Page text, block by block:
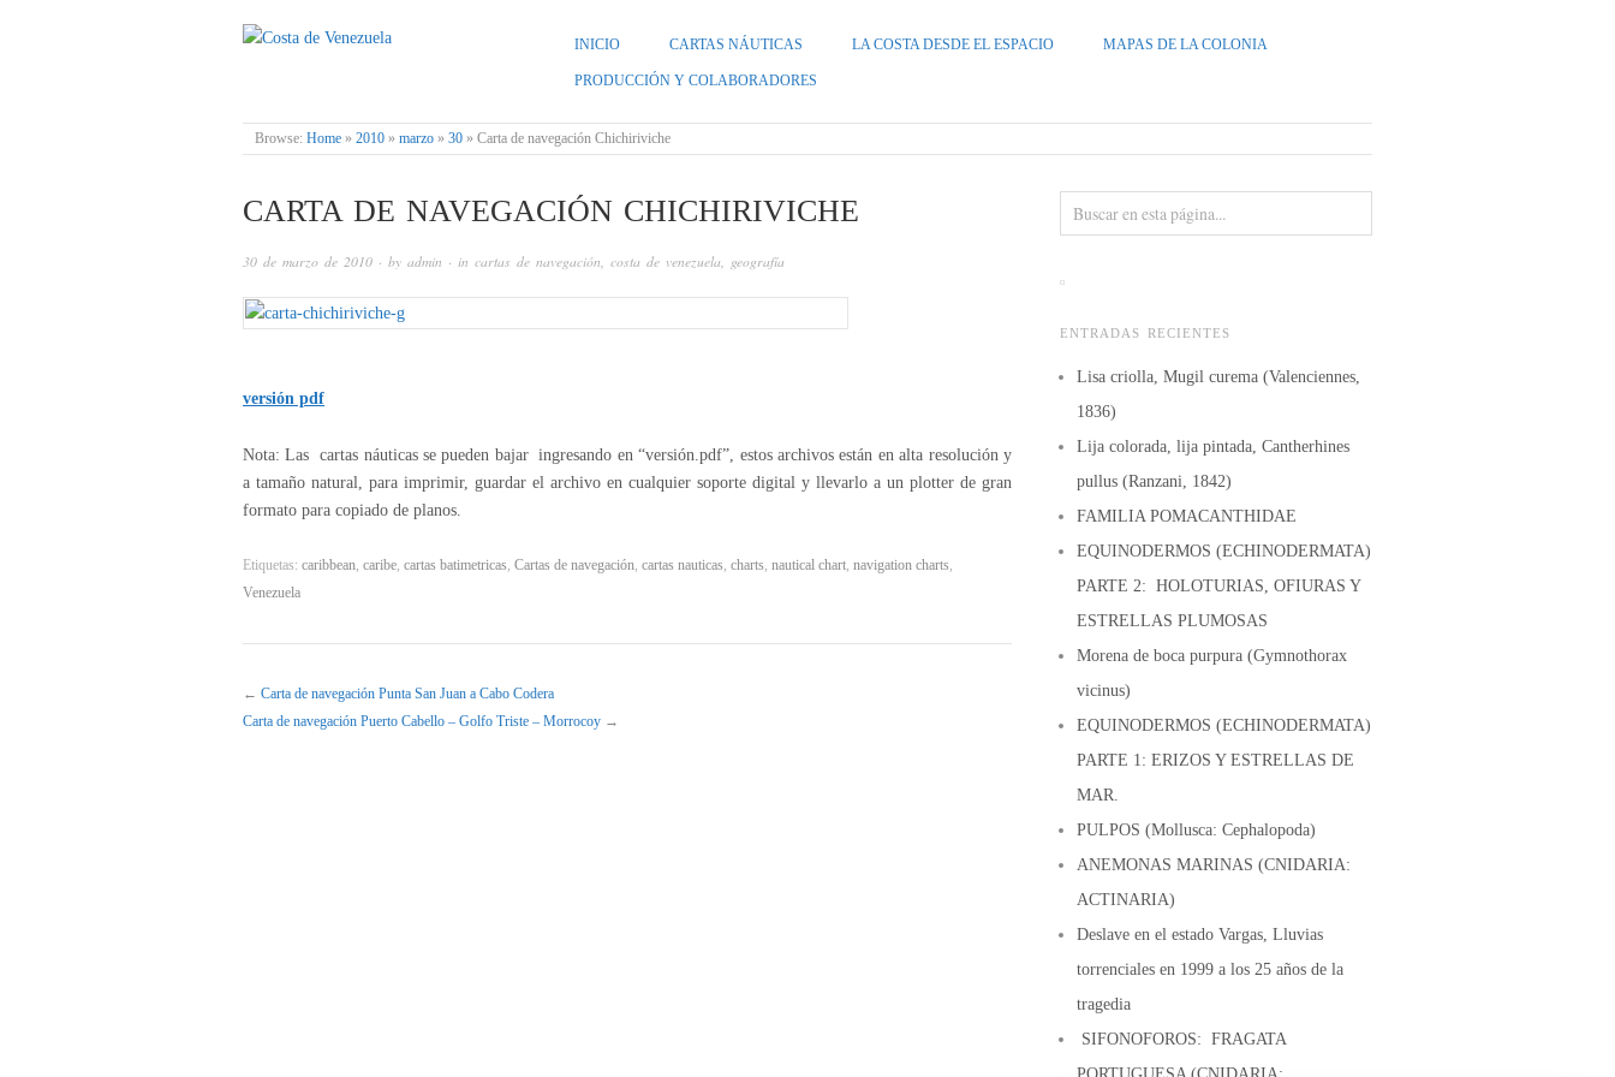
COSTA DE VENEZUELA
INICIO CARTAS NÁUTICAS LA COSTA DESDE EL ESPACIO MAPAS DE LA COLONIA
PRODUCCIÓN Y COLABORADORES
Browse: Home » 2010 » marzo » 30 » Carta de navegación Chichiriviche
CARTA DE NAVEGACIÓN CHICHIRIVICHE
30 de marzo de 2010 · by admin · in cartas de navegación costa de venezuela geografía
versión pdf
Nota: Las cartas náuticas se pueden bajar ingresando en “versión.pdf”, estos archivos están en alta resolución y
a tamaño natural, para imprimir, guardar el archivo en cualquier soporte digital y llevarlo a un plotter de gran
formato para copiado de planos.
Etiquetas: caribbean, caribe, cartas batimetricas, Cartas de navegación, cartas nauticas, charts, nautical chart, navigation charts,
Venezuela
← Carta de navegación Punta San Juan a Cabo Codera
Carta de navegación Puerto Cabello – Golfo Triste – Morrocoy →
ENTRADAS RECIENTES
Lisa criolla, Mugil curema (Valenciennes,
1836)
Lija colorada, lija pintada, Cantherhines
pullus (Ranzani, 1842)
FAMILIA POMACANTHIDAE
EQUINODERMOS (ECHINODERMATA)
PARTE 2: HOLOTURIAS, OFIURAS Y
ESTRELLAS PLUMOSAS
Morena de boca purpura (Gymnothorax
vicinus)
EQUINODERMOS (ECHINODERMATA)
PARTE 1: ERIZOS Y ESTRELLAS DE
MAR.
PULPOS (Mollusca: Cephalopoda)
ANEMONAS MARINAS (CNIDARIA:
ACTINARIA)
Deslave en el estado Vargas, Lluvias
torrenciales en 1999 a los 25 años de la
tragedia
SIFONOFOROS: FRAGATA